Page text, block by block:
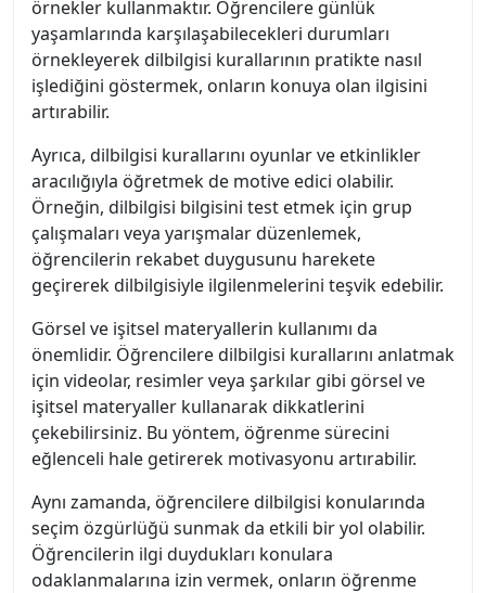
örnekler kullanmaktır. Öğrencilere günlük
yaşamlarında karşılaşabilecekleri durumları
örnekleyerek dilbilgisi kurallarının pratikte nasıl
işlediğini göstermek, onların konuya olan ilgisini
artırabilir.
Ayrıca, dilbilgisi kurallarını oyunlar ve etkinlikler
aracılığıyla öğretmek de motive edici olabilir.
Örneğin, dilbilgisi bilgisini test etmek için grup
çalışmaları veya yarışmalar düzenlemek,
öğrencilerin rekabet duygusunu harekete
geçirerek dilbilgisiyle ilgilenmelerini teşvik edebilir.
Görsel ve işitsel materyallerin kullanımı da
önemlidir. Öğrencilere dilbilgisi kurallarını anlatmak
için videolar, resimler veya şarkılar gibi görsel ve
işitsel materyaller kullanarak dikkatlerini
çekebilirsiniz. Bu yöntem, öğrenme sürecini
eğlenceli hale getirerek motivasyonu artırabilir.
Aynı zamanda, öğrencilere dilbilgisi konularında
seçim özgürlüğü sunmak da etkili bir yol olabilir.
Öğrencilerin ilgi duydukları konulara
odaklanmalarına izin vermek, onların öğrenme